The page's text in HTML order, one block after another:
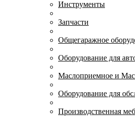
Инструменты
Запчасти
Общегаражное
Оборудование для
Маслоприемное и
Оборудование для
Производственная